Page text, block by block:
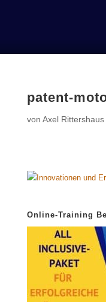
patent-
von Axel Rittershaus
Online-Training